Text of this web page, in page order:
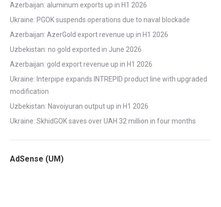
Azerbaijan: aluminum exports up in H1 2026
Ukraine: PGOK suspends operations due to naval blockade
Azerbaijan: AzerGold export revenue up in H1 2026
Uzbekistan: no gold exported in June 2026
Azerbaijan: gold export revenue up in H1 2026
Ukraine: Interpipe expands INTREPID product line with upgraded
modification
Uzbekistan: Navoiyuran output up in H1 2026
Ukraine: SkhidGOK saves over UAH 32 million in four months
AdSense (UM)